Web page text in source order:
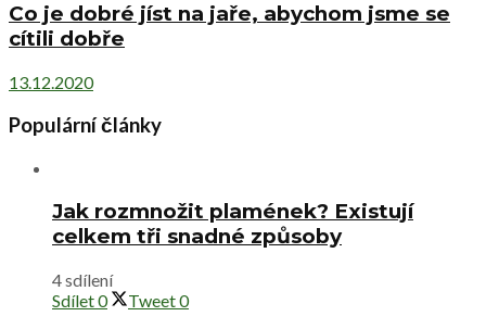
Co je dobré jíst na jaře, abychom jsme se
cítili dobře
13.12.2020
Populární články
Jak rozmnožit plamének? Existují
celkem tři snadné způsoby
4 sdílení
Sdílet0 Tweet0